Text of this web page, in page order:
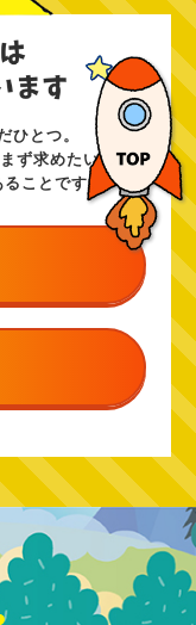
ひとつ。
ず求めたいのは
ことです。